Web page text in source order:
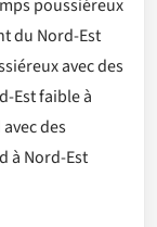
poussiéreux
du Nord-Est
avec des
Est faible à
des
à Nord-Est